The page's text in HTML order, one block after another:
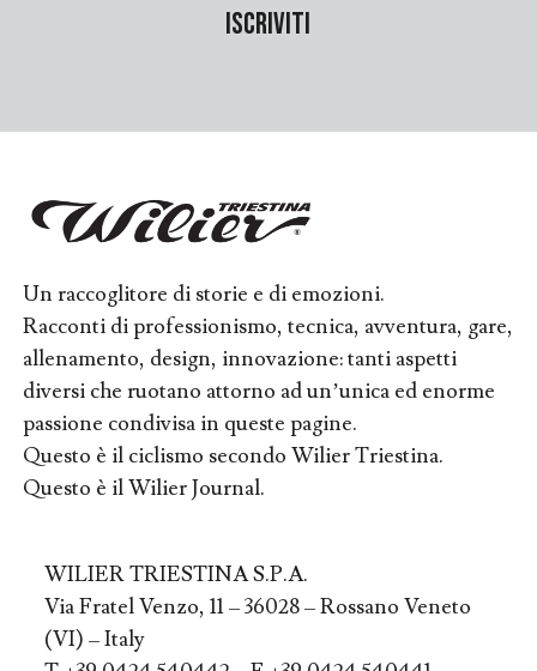
Un raccoglitore di storie e di emozioni.
Racconti di professionismo, tecnica, avventura, gare,
allenamento, design, innovazione: tanti aspetti
diversi che ruotano attorno ad un’unica ed enorme
passione condivisa in queste pagine.
Questo è il ciclismo secondo Wilier Triestina.
Questo è il Wilier Journal.
WILIER TRIESTINA S.P.A.
Via Fratel Venzo, 11 – 36028 – Rossano Veneto
(VI) – Italy